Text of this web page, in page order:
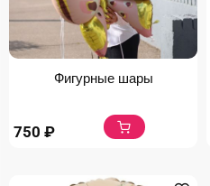
Фигурные шары
750 ₽